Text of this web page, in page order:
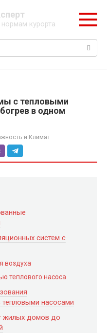
курорта
с тепловыми
в одном
и Климат
систем с
воздуха
теплового насоса
тепловыми насосами
жилых домов до